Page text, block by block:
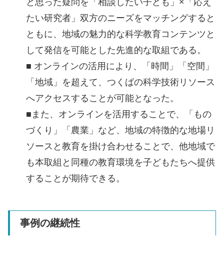
たい研究者」双方のニーズをマッチングすると
ともに、地域の魅力的な科学教育コンテンツと
して発信を可能とした先進的な取組である。
■ オンラインの活用により、「時間」「空間」
「地域」を超えて、つくばの科学技術リソース
へアクセスすることが可能となった。
■また、オンラインを活用することで、「もの
づくり」「農業」など、地域の特徴的な地場リ
ソースと教育を掛け合わせることで、他地域で
も本取組と同種の教育環境を子どもたちへ提供
することが期待できる。
事例の継続性